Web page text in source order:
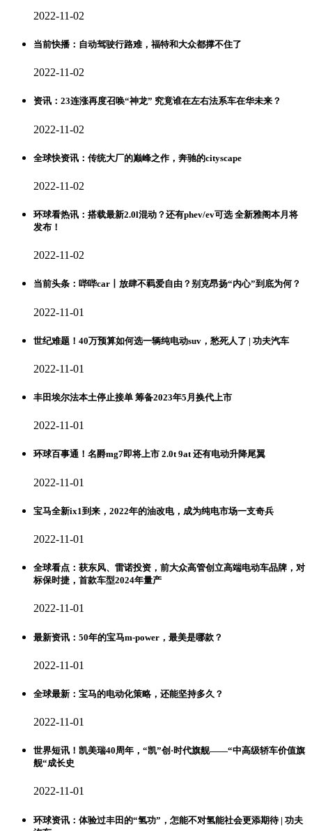
2022-11-02
当前快播：自动驾驶行路难，福特和大众都撑不住了
2022-11-02
资讯：23连涨再度召唤“神龙” 究竟谁在左右法系车在华未来？
2022-11-02
全球快资讯：传统大厂的巅峰之作，奔驰的cityscape
2022-11-02
环球看热讯：搭载最新2.0l混动？还有phev/ev可选 全新雅阁本月将
发布！
2022-11-02
当前头条：哔哔car丨放肆不羁爱自由？别克昂扬“内心”到底为何？
2022-11-01
世纪难题！40万预算如何选一辆纯电动suv，愁死人了 | 功夫汽车
2022-11-01
丰田埃尔法本土停止接单 筹备2023年5月换代上市
2022-11-01
环球百事通！名爵mg7即将上市 2.0t 9at 还有电动升降尾翼
2022-11-01
宝马全新ix1到来，2022年的油改电，成为纯电市场一支奇兵
2022-11-01
全球看点：获东风、雷诺投资，前大众高管创立高端电动车品牌，对
标保时捷，首款车型2024年量产
2022-11-01
最新资讯：50年的宝马m-power，最美是哪款？
2022-11-01
全球最新：宝马的电动化策略，还能坚持多久？
2022-11-01
世界短讯！凯美瑞40周年，“凯”创·时代旗舰——“中高级轿车价值旗
舰“成长史
2022-11-01
环球资讯：体验过丰田的“氢功”，怎能不对氢能社会更添期待 | 功夫